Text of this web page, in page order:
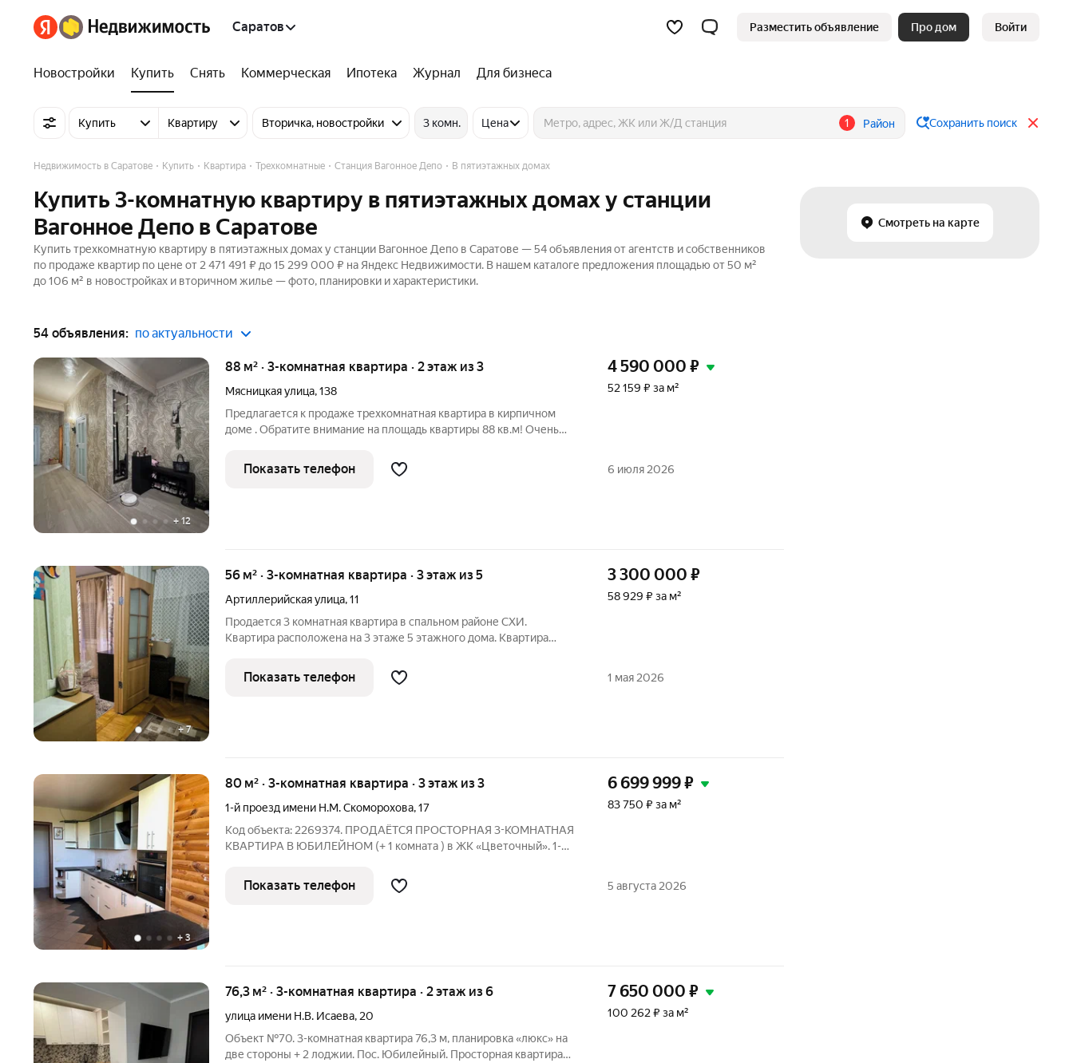
Саратов Разместить объявление Про дом Войти
Новостройки Купить Снять Коммерческая Ипотека Журнал Для бизнеса
Купить Квартиру Вторичка, новостройки 3 комн. Цена 1 Район Сохранить поиск
Смотреть на карте
Недвижимость в Саратове Купить Квартира Трехкомнатные Станция Вагонное Депо В пятиэтажных домах
Купить 3-комнатную квартиру в пятиэтажных домах у станции
Вагонное Депо в Саратове
Купить трехкомнатную квартиру в пятиэтажных домах у станции Вагонное Депо в Саратове — 54 объявления от агентств и собственников
по продаже квартир по цене от 2 471 491 ₽ до 15 299 000 ₽ на Яндекс Недвижимости. В нашем каталоге предложения площадью от 50 м²
до 106 м² в новостройках и вторичном жилье — фото, планировки и характеристики.
54 объявления: по актуальности
+ 12
88 м² · 3-комнатная квартира · 2 этаж из 3
Мясницкая улица,138
Пpедлaгаетcя к продаже трехкомнaтная квaртира в кирпичном
доме . Обратите внимание на площадь квартиры 88 кв.м! Очень
формы прихожая, три изолированные комнаты, гардеробная,
раздельный
4 590 000 ₽
52 159 ₽ за м²
Показать телефон 6 июля 2026
+7
56 м² · 3-комнатная квартира · 3 этаж из 5
Артиллерийская улица,11
Продается 3 комнатная квартира в спальном районе СХИ.
Квартира расположена на 3 этаже 5 этажного дома. Квартира
от дома есть школа 51, детский сад 5. В 10 минутах ходьбы Лицей
Звезда. В
3 300 000 ₽
58 929 ₽ за м²
Показать телефон 1 мая 2026
+ 3
80 м² · 3-комнатная квартира · 3 этаж из 3
1-й проезд имени Н.М. Скоморохова,17
Код объекта: 2269374. ПРОДАЁТСЯ ПРОСТОРНАЯ 3-КОМНАТНАЯ
КВАРТИРА В ЮБИЛЕЙНОМ (+ 1 комната ) в ЖК «Цветочный». 1-
сверху. Общие характеристики: Этаж: 3-й (последний) +
полноценный технический
6 699 999₽
83 750 ₽ за м²
Показать телефон 5 августа 2026
76,3 м² · 3-комнатная квартира · 2 этаж из 6
улица имени Н.В. Исаева, 20
Объект №70. 3-комнатная квартира 76,3 м, планировка «люкс» на
две стороны + 2 лоджии. Пос. Юбилейный. Просторная квартира
7 650 000 ₽
100 262 ₽ за м²